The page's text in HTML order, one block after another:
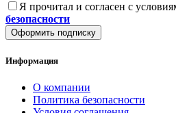
Я прочитал и согласен с
безопасности
Оформить подписку
Информация
О компании
Политика безопасности